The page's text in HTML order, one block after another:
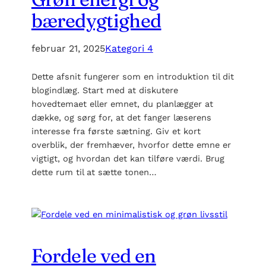
bæredygtighed
februar 21, 2025Kategori 4
Dette afsnit fungerer som en introduktion til dit
blogindlæg. Start med at diskutere
hovedtemaet eller emnet, du planlægger at
dække, og sørg for, at det fanger læserens
interesse fra første sætning. Giv et kort
overblik, der fremhæver, hvorfor dette emne er
vigtigt, og hvordan det kan tilføre værdi. Brug
dette rum til at sætte tonen…
Fordele ved en